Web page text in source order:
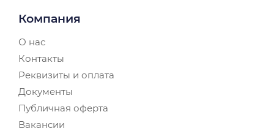
Компания
О нас
Контакты
Реквизиты и оплата
Документы
Публичная оферта
Вакансии